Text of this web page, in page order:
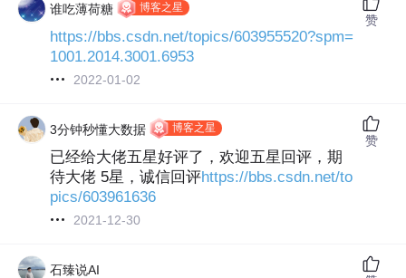
谁吃薄荷糖 博客之星
https://bbs.csdn.net/topics/603955520?spm=
1001.2014.3001.6953
2022-01-02
赞
3分钟秒懂大数据 博客之星
已经给大佬五星好评了，欢迎五星回评，期
待大佬 5星，诚信回评https://bbs.csdn.net/to
pics/603961636
2021-12-30
赞
石臻说AI